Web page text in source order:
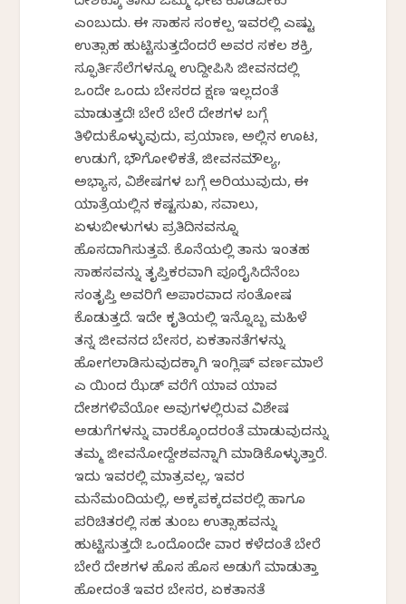
ಎಂಬುದು. ಈ ಸಾಹಸ ಸಂಕಲ್ಪ ಇವರಲ್ಲಿ ಎಷ್ಟು
ಉತ್ಸಾಹ ಹುಟ್ಟಿಸುತ್ತದೆಂದರೆ ಅವರ ಸಕಲ ಶಕ್ತಿ,
ಸ್ಫೂರ್ತಿಸೆಲೆಗಳನ್ನೂ ಉದ್ದೀಪಿಸಿ ಜೀವನದಲ್ಲಿ
ಒಂದೇ ಒಂದು ಬೇಸರದ ಕ್ಷಣ ಇಲ್ಲದಂತೆ
ಮಾಡುತ್ತದೆ! ಬೇರೆ ಬೇರೆ ದೇಶಗಳ ಬಗ್ಗೆ
ತಿಳಿದುಕೊಳ್ಳುವುದು, ಪ್ರಯಾಣ, ಅಲ್ಲಿನ ಊಟ,
ಉಡುಗೆ, ಭೌಗೋಳಿಕತೆ, ಜೀವನಮೌಲ್ಯ,
ಅಭ್ಯಾಸ, ವಿಶೇಷಗಳ ಬಗ್ಗೆ ಅರಿಯುವುದು, ಈ
ಯಾತ್ರೆಯಲ್ಲಿನ ಕಷ್ಟಸುಖ, ಸವಾಲು,
ಏಳುಬೀಳುಗಳು ಪ್ರತಿದಿನವನ್ನೂ
ಹೊಸದಾಗಿಸುತ್ತವೆ. ಕೊನೆಯಲ್ಲಿ ತಾನು ಇಂತಹ
ಸಾಹಸವನ್ನು ತೃಪ್ತಿಕರವಾಗಿ ಪೂರೈಸಿದೆನೆಂಬ
ಸಂತೃಪ್ತಿ ಅವರಿಗೆ ಅಪಾರವಾದ ಸಂತೋಷ
ಕೊಡುತ್ತದೆ. ಇದೇ ಕೃತಿಯಲ್ಲಿ ಇನ್ನೊಬ್ಬ ಮಹಿಳೆ
ತನ್ನ ಜೀವನದ ಬೇಸರ, ಏಕತಾನತೆಗಳನ್ನು
ಹೋಗಲಾಡಿಸುವುದಕ್ಕಾಗಿ ಇಂಗ್ಲಿಷ್ ವರ್ಣಮಾಲೆ
ಎ ಯಿಂದ ಝೆಡ್ ವರೆಗೆ ಯಾವ ಯಾವ
ದೇಶಗಳಿವೆಯೋ ಅವುಗಳಲ್ಲಿರುವ ವಿಶೇಷ
ಅಡುಗೆಗಳನ್ನು ವಾರಕ್ಕೊಂದರಂತೆ ಮಾಡುವುದನ್ನು
ತಮ್ಮ ಜೀವನೋದ್ದೇಶವನ್ನಾಗಿ ಮಾಡಿಕೊಳ್ಳುತ್ತಾರೆ.
ಇದು ಇವರಲ್ಲಿ ಮಾತ್ರವಲ್ಲ, ಇವರ
ಮನೆಮಂದಿಯಲ್ಲಿ, ಅಕ್ಕಪಕ್ಕದವರಲ್ಲಿ ಹಾಗೂ
ಪರಿಚಿತರಲ್ಲಿ ಸಹ ತುಂಬ ಉತ್ಸಾಹವನ್ನು
ಹುಟ್ಟಿಸುತ್ತದೆ! ಒಂದೊಂದೇ ವಾರ ಕಳೆದಂತೆ ಬೇರೆ
ಬೇರೆ ದೇಶಗಳ ಹೊಸ ಹೊಸ ಅಡುಗೆ ಮಾಡುತ್ತಾ
ಹೋದಂತೆ ಇವರ ಬೇಸರ, ಏಕತಾನತೆ